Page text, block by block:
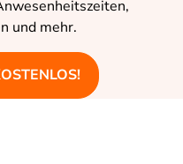
und mehr.